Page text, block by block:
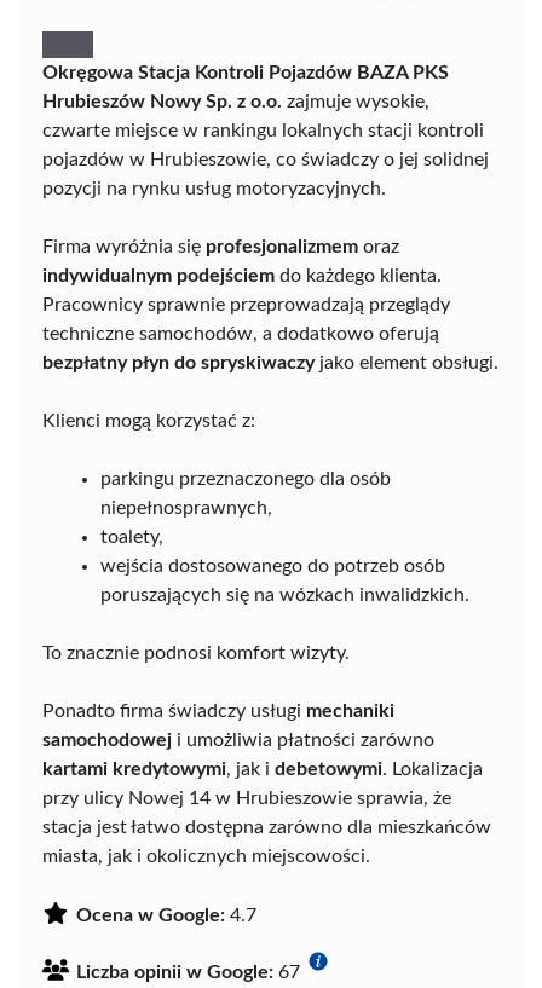
Okręgowa Stacja Kontroli Pojazdów BAZA PKS
Hrubieszów Nowy Sp. z o.o. zajmuje wysokie,
czwarte miejsce w rankingu lokalnych stacji kontroli
pojazdów w Hrubieszowie, co świadczy o jej solidnej
pozycji na rynku usług motoryzacyjnych.
Firma wyróżnia się profesjonalizmem oraz
indywidualnym podejściem do każdego klienta.
Pracownicy sprawnie przeprowadzają przeglądy
techniczne samochodów, a dodatkowo oferują
bezpłatny płyn do spryskiwaczyjako element obsługi.
Klienci mogą korzystać z:
parkingu przeznaczonego dla osób
niepełnosprawnych,
toalety,
wejścia dostosowanego do potrzeb osób
poruszających się na wózkach inwalidzkich.
To znacznie podnosi komfort wizyty.
Ponadto firma świadczy usługi mechaniki
samochodowej i umożliwia płatności zarówno
kartami kredytowymi, jak i debetowymi. Lokalizacja
przy ulicy Nowej 14 w Hrubieszowie sprawia, że
stacja jest łatwo dostępna zarówno dla mieszkańców
miasta, jak i okolicznych miejscowości.
Ocena w Google: 4.7
Liczba opinii w Google: 67